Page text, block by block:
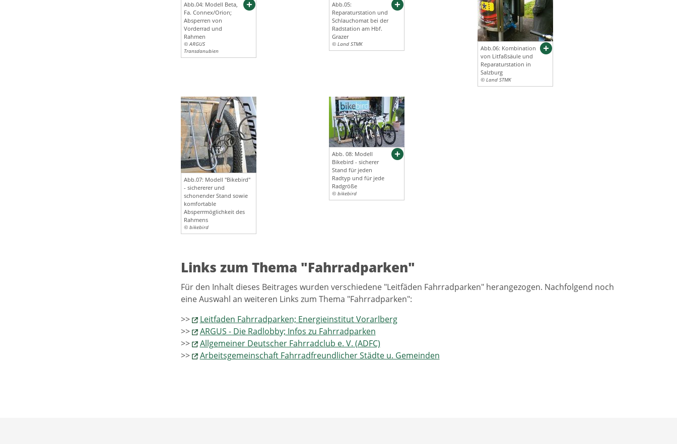
Abb.04: Modell Beta,
Fa. Connex/Orion;
Absperren von
Vorderrad und
Rahmen
© ARGUS
Transdanubien
Abb.05:
Reparaturstation und
Schlauchomat bei der
Radstation am Hbf.
Grazer
© Land STMK
Abb.06: Kombination
von Litfaßsäule und
Reparaturstation in
Salzburg
© Land STMK
Abb.07: Modell "Bikebird"
- sichererer und
schonender Stand sowie
komfortable
Absperrmöglichkeit des
Rahmens
© bikebird
Abb. 08: Modell
Bikebird - sicherer
Stand für jeden
Radtyp und für jede
Radgröße
© bikebird
Links zum Thema "Fahrradparken"
Für den Inhalt dieses Beitrages wurden verschiedene "Leitfäden Fahrradparken" herangezogen. Nachfolgend noch
eine Auswahl an weiteren Links zum Thema "Fahrradparken":
>>
Leitfaden Fahrradparken; Energieinstitut Vorarlberg
>>
ARGUS - Die Radlobby; Infos zu Fahrradparken
>>
Allgemeiner Deutscher Fahrradclub e. V. (ADFC)
>>
Arbeitsgemeinschaft Fahrradfreundlicher Städte u. Gemeinden